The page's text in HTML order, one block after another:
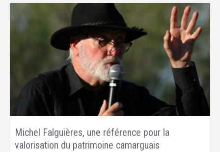
Michel Falguières, une référence pour la
valorisation du patrimoine camarguais